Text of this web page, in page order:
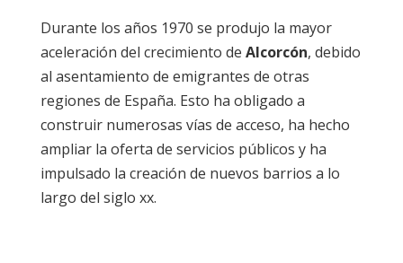
Durante los años 1970 se produjo la mayor
aceleración del crecimiento de Alcorcón, debido
al asentamiento de emigrantes de otras
regiones de España. Esto ha obligado a
construir numerosas vías de acceso, ha hecho
ampliar la oferta de servicios públicos y ha
impulsado la creación de nuevos barrios a lo
largo del siglo xx.